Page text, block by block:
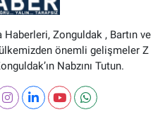
Zonguldak , Bartın ve
önemli gelişmeler Z
Nabzını Tutun.